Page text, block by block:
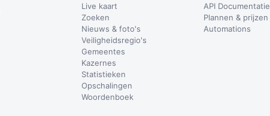
Live kaart
Zoeken
Nieuws & foto's
Veiligheidsregio's
Gemeentes
Kazernes
Statistieken
Opschalingen
Woordenboek
API Documentatie
Plannen & prijzen
Automations